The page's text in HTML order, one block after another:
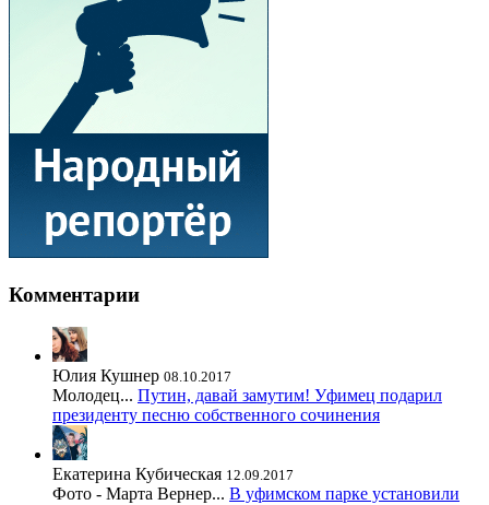
Комментарии
Юлия Кушнер 08.10.2017
Молодец... Путин, давай замутим! Уфимец подарил
президенту песню собственного сочинения
Екатерина Кубическая 12.09.2017
Фото - Марта Вернер... В уфимском парке установили